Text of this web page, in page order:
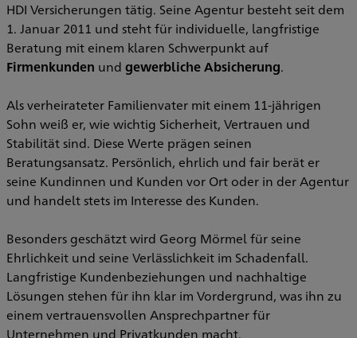
HDI Versicherungen tätig. Seine Agentur besteht seit dem
1. Januar 2011 und steht für individuelle, langfristige
Beratung mit einem klaren Schwerpunkt auf
Firmenkunden und gewerbliche Absicherung.
Als verheirateter Familienvater mit einem 11-jährigen
Sohn weiß er, wie wichtig Sicherheit, Vertrauen und
Stabilität sind. Diese Werte prägen seinen
Beratungsansatz. Persönlich, ehrlich und fair berät er
seine Kundinnen und Kunden vor Ort oder in der Agentur
und handelt stets im Interesse des Kunden.
Besonders geschätzt wird Georg Mörmel für seine
Ehrlichkeit und seine Verlässlichkeit im Schadenfall.
Langfristige Kundenbeziehungen und nachhaltige
Lösungen stehen für ihn klar im Vordergrund, was ihn zu
einem vertrauensvollen Ansprechpartner für
Unternehmen und Privatkunden macht.